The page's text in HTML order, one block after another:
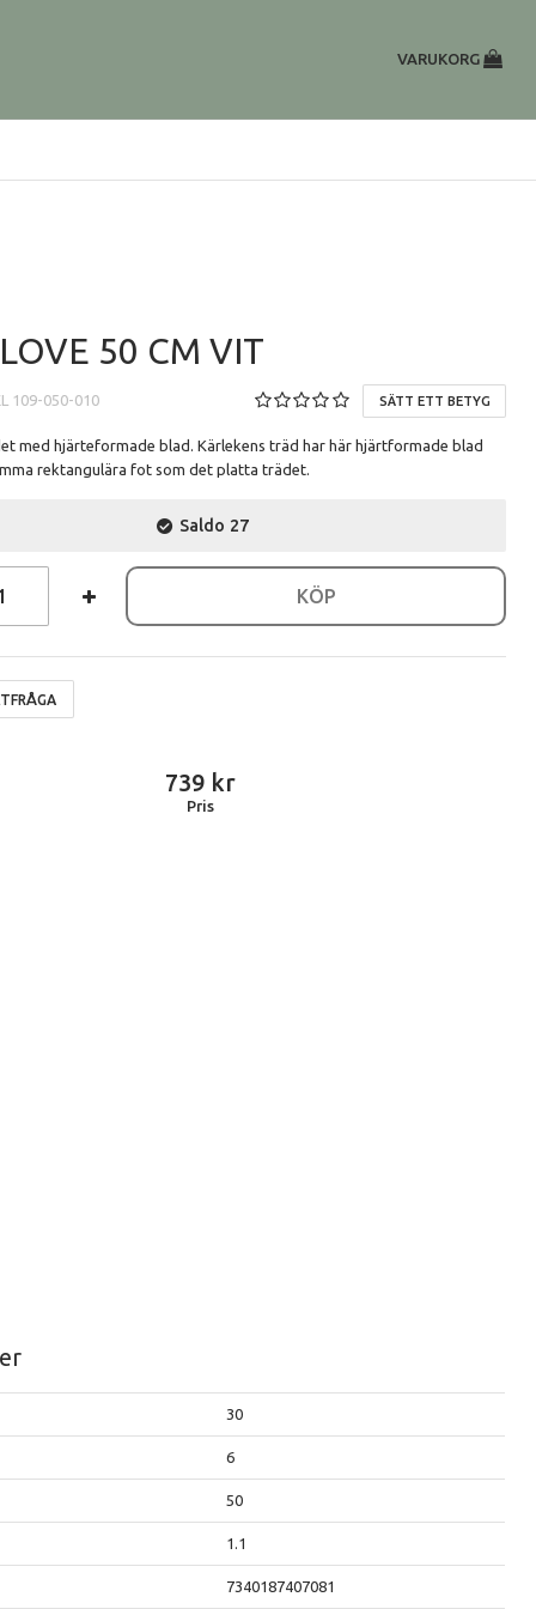
VARUKORG
50 CM VIT
109-050-010 SÄTT ETT BETYG
med hjärteformade blad. Kärlekens träd har här hjärtformade blad
rektangulära fot som det platta trädet.
Pris
739
Saldo 27
KÖP
30
6
50
1.1
7340187407081